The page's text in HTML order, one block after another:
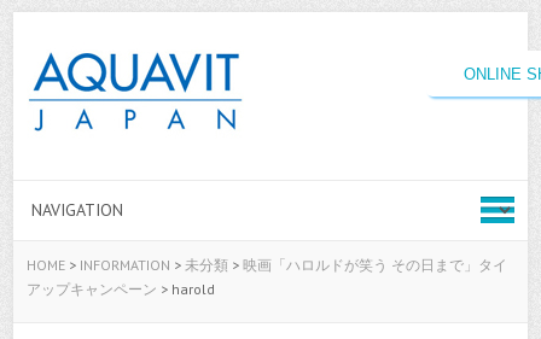
ONLINE
HOME> INFORMATION > 未分類> 映画「ハロルドが笑う その日まで」タイ
アップキャンペーン > harold